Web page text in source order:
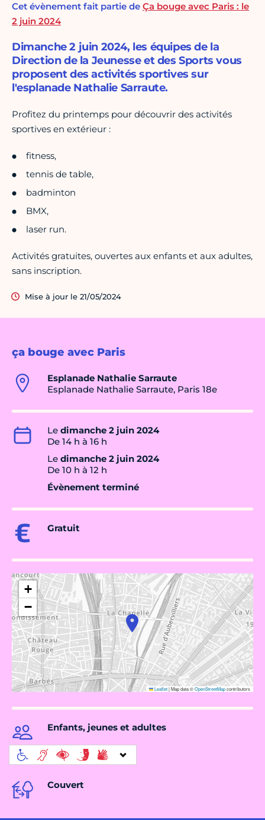
ça bouge avec Paris
Esplanade Nathalie Sarraute
Esplanade Nathalie Sarraute, Paris 18e
Le dimanche 2 juin 2024
De 14 h à 16 h
Le dimanche 2 juin 2024
De 10 h à 12 h
Évènement terminé
Gratuit
+
−
Leaflet|Map data ©OpenStreetMapcontributors
Enfants, jeunes et adultes
Couvert
Cet évènement fait partie de Ça bouge avec Paris : le
2 juin 2024
Dimanche 2 juin 2024, les équipes de la
Direction de la Jeunesse et des Sports vous
proposent des activités sportives sur
l'esplanade Nathalie Sarraute.
Profitez du printemps pour découvrir des activités
sportives en extérieur :
fitness,
tennis de table,
badminton
BMX,
laser run.
Activités gratuites, ouvertes aux enfants et aux adultes,
sans inscription.
Mise à jour le 21/05/2024